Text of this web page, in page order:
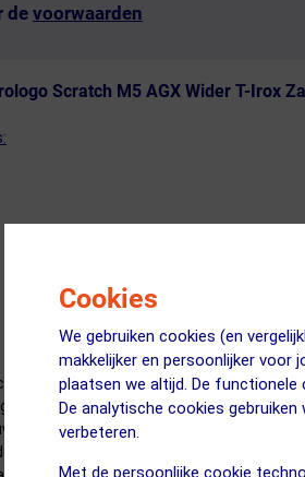
Cookies
We gebruiken cookies (en
makkelijker en persoonlijker voor
plaatsen we altijd. De
De analytische cookies
verbeteren.
Met de persoonlijke cookie
de voorwaarden
Scratch M5 AGX Wider T-Irox
M5 zadels van Prologo wordt
geschikt voor zowel road als off-road
MSS (Multi Sector System) is
zones die onafhankelijk van elkaar